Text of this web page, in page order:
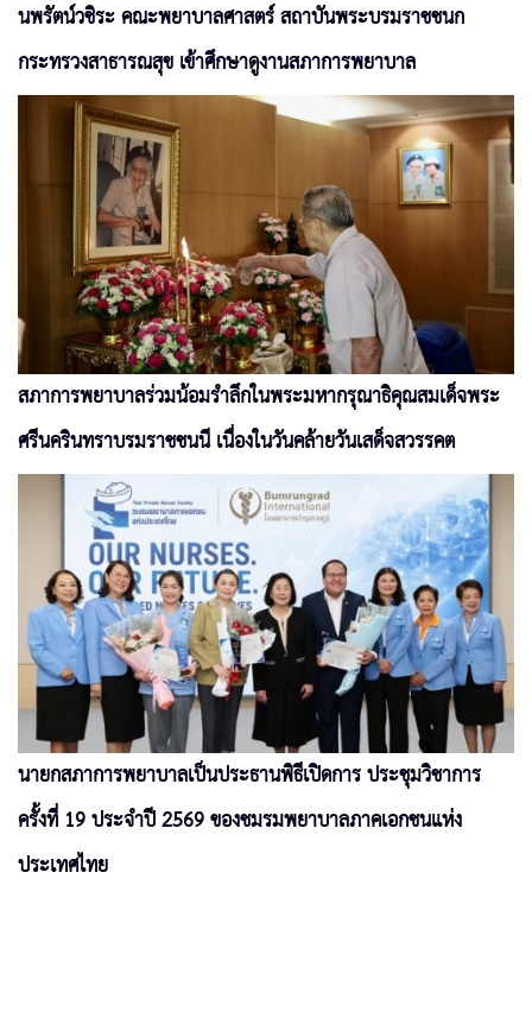
นพรัตน์วชิระ คณะพยาบาลศาสตร์ สถาบันพระบรมราชชนก
กระทรวงสาธารณสุข เข้าศึกษาดูงานสภาการพยาบาล
สภาการพยาบาลร่วมน้อมรำลึกในพระมหากรุณาธิคุณสมเด็จพระ
ศรีนครินทราบรมราชชนนี เนื่องในวันคล้ายวันเสด็จสวรรคต
นายกสภาการพยาบาลเป็นประธานพิธีเปิดการ ประชุมวิชาการ
ครั้งที่ 19 ประจำปี 2569 ของชมรมพยาบาลภาคเอกชนแห่ง
ประเทศไทย